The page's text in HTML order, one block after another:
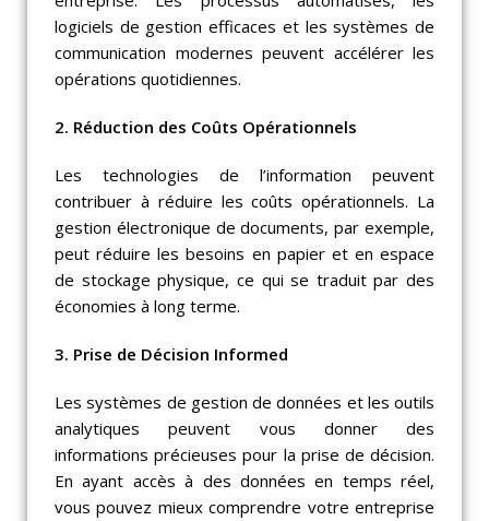
logiciels de gestion efficaces et les systèmes de
communication modernes peuvent accélérer les
opérations quotidiennes.
2. Réduction des Coûts Opérationnels
Les technologies de l’information peuvent
contribuer à réduire les coûts opérationnels. La
gestion électronique de documents, par exemple,
peut réduire les besoins en papier et en espace
de stockage physique, ce qui se traduit par des
économies à long terme.
3. Prise de Décision Informed
Les systèmes de gestion de données et les outils
analytiques peuvent vous donner des
informations précieuses pour la prise de décision.
En ayant accès à des données en temps réel,
vous pouvez mieux comprendre votre entreprise